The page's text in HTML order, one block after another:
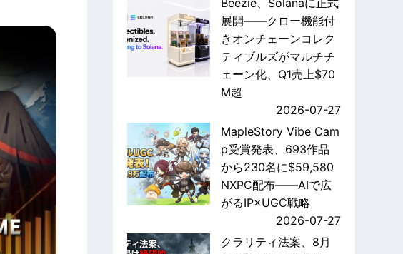
Beezie、Solanaに正式
展開——クロー機能付
きオンチェーンコレク
ティブルズがマルチチ
ェーン化、Q1売上$70
M超
2026-07-27
MapleStory Vibe Cam
p受賞発表、693作品
から230名に$59,580
NXPC配布——AIで広
がるIP×UGC戦略
2026-07-27
クラリティ法案、8月